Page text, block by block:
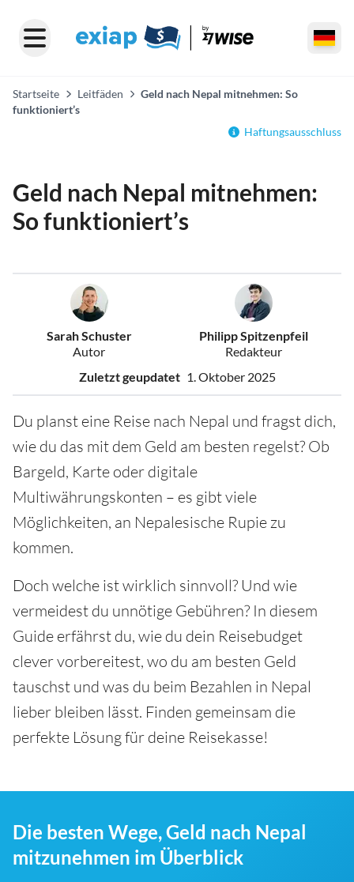
Startseite Leitfäden
Geld nach Nepal mitnehmen: So
funktioniert’s
Haftungsausschluss
Geld nach Nepal mitnehmen:
So funktioniert’s
Sarah Schuster
Autor
Philipp Spitzenpfeil
Redakteur
Zuletzt geupdatet 1. Oktober 2025
Du planst eine Reise nach Nepal und fragst dich,
wie du das mit dem Geld am besten regelst? Ob
Bargeld, Karte oder digitale
Multiwährungskonten – es gibt viele
Möglichkeiten, an Nepalesische Rupie zu
kommen.
Doch welche ist wirklich sinnvoll? Und wie
vermeidest du unnötige Gebühren? In diesem
Guide erfährst du, wie du dein Reisebudget
clever vorbereitest, wo du am besten Geld
tauschst und was du beim Bezahlen in Nepal
lieber bleiben lässt. Finden gemeinsam die
perfekte Lösung für deine Reisekasse!
Die besten Wege, Geld nach Nepal
mitzunehmen im Überblick